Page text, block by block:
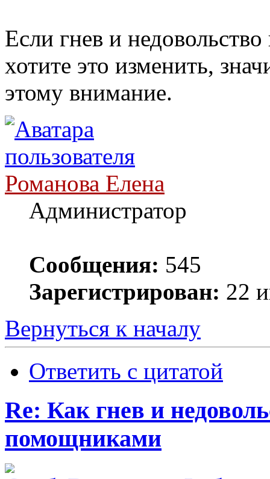
Если гнев и
хотите это изменить,
этому внимание.
Романова Елена
Администратор
Сообщения: 545
Зарегистрирован: 22
Вернуться к началу
Ответить с цитатой
Re: Как гнев и
помощниками